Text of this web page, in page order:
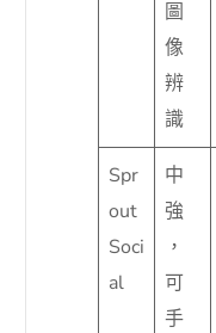
圖
像
辨
識
Spr
out
Soci
al
中
強
，
可
手